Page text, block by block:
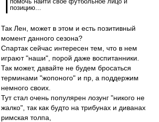
позицию...
Так Лен, может в этом и есть позитивный
момент данного сезона?
Спартак сейчас интересен тем, что в нем
играют "наши", порой даже воспитанники.
Так может, давайте не будем бросаться
терминами "жопоного" и пр, а поддержим
немного своих.
Тут стал очень популярен лозунг "никого не
жалко", так как будто на трибунах и диванах
римская толпа,